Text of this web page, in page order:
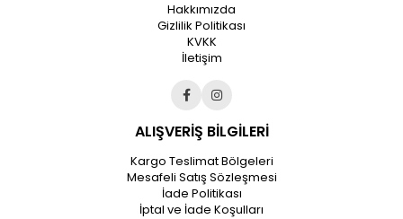
Hakkımızda
Gizlilik Politikası
KVKK
İletişim
ALIŞVERİŞ BİLGİLERİ
Kargo Teslimat Bölgeleri
Mesafeli Satış Sözleşmesi
İade Politikası
İptal ve İade Koşulları